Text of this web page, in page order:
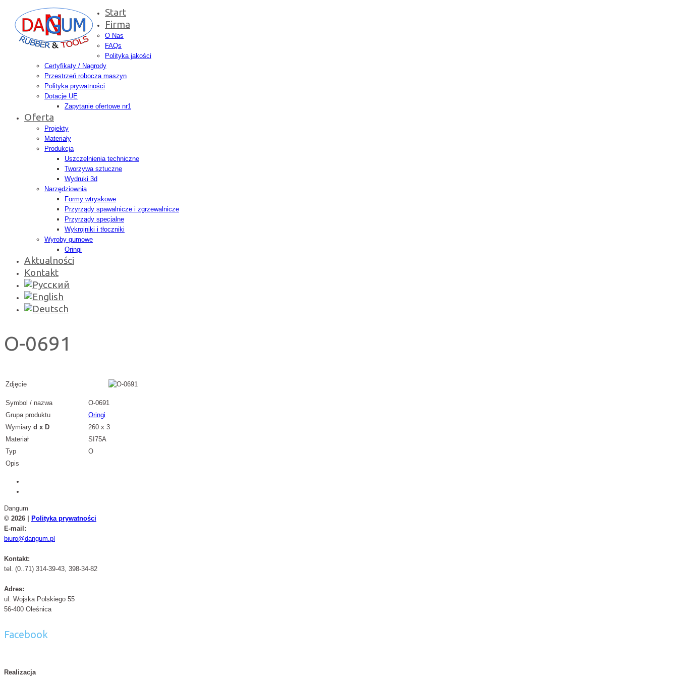
Start
Firma
O Nas
FAQs
Polityka jakości
Certyfikaty / Nagrody
Przestrzeń robocza maszyn
Polityka prywatności
Dotacje UE
Zapytanie ofertowe nr1
Oferta
Projekty
Materiały
Produkcja
Uszczelnienia techniczne
Tworzywa sztuczne
Wydruki 3d
Narzędziownia
Formy wtryskowe
Przyrządy spawalnicze i zgrzewalnicze
Przyrządy specjalne
Wykrojniki i tłoczniki
Wyroby gumowe
Oringi
Aktualności
Kontakt
O-0691
Zdjęcie
Symbol / nazwa
O-0691
Grupa produktu
Oringi
Wymiary d x D
260 x 3
Materiał
SI75A
Typ
O
Opis
Dangum
© 2026 |
Polityka prywatności
E-mail:
biuro@dangum.pl
Kontakt:
tel. (0..71) 314-39-43, 398-34-82
Adres:
ul. Wojska Polskiego 55
56-400 Oleśnica
Facebook
Realizacja